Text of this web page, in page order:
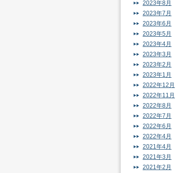
2023年8月
2023年7月
2023年6月
2023年5月
2023年4月
2023年3月
2023年2月
2023年1月
2022年12月
2022年11月
2022年8月
2022年7月
2022年6月
2022年4月
2021年4月
2021年3月
2021年2月